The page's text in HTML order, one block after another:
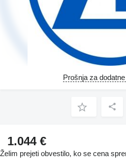
Prošnja za
1.044 €
Želim prejeti obvestilo, ko se cena